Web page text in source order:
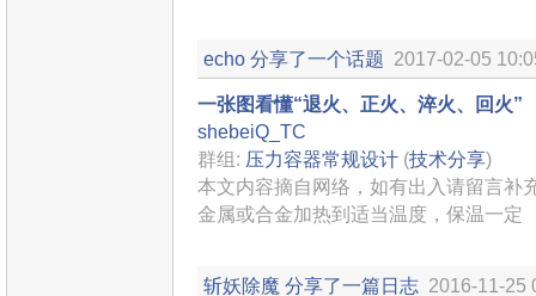
echo 分享了一个话题 2017-02-05
一张图看懂“退火、正火、淬火、回火”
shebeiQ_TC
群组: 压力容器常规设计 (技术分享)
本文内容摘自网络，如有出入请留
金属或合金加热到适当温度，保温一定
斩妖除魔 分享了一篇日志 2016-11-25